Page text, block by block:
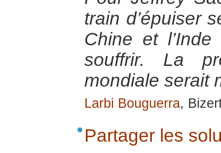
train d’épuiser
Chine et l’Inde
souffrir. La
mondiale serait
Larbi Bouguerra,
Partager les